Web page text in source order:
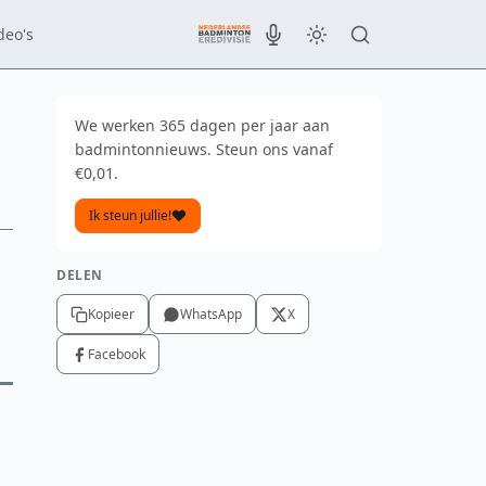
We werken 365 dagen per jaar aan
badmintonnieuws. Steun ons vanaf
€0,01.
Ik steun jullie!
DELEN
Kopieer WhatsApp X
Facebook